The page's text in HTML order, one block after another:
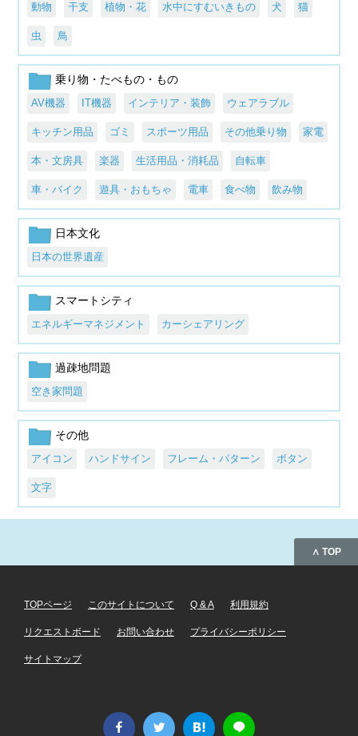
動物 干支 植物・花 水中にすむいきもの 犬 猫
虫 鳥
乗り物・たべもの・もの
AV機器 IT機器 インテリア・装飾 ウェアラブル
キッチン用品 ゴミ スポーツ用品 その他乗り物 家電
本・文房具 楽器 生活用品・消耗品 自転車
車・バイク 遊具・おもちゃ 電車 食べ物 飲み物
日本文化
日本の世界遺産
スマートシティ
エネルギーマネジメント カーシェアリング
過疎地問題
空き家問題
その他
アイコン ハンドサイン フレーム・パターン ボタン
文字
∧ TOP
TOPページ このサイトについて Q & A 利用規約
リクエストボード お問い合わせ プライバシーポリシー
サイトマップ